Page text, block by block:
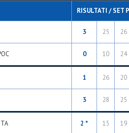
RISULTATI / SET
3 25 26
0 10 24
1 26 20
3 28 25
2 * 15 19